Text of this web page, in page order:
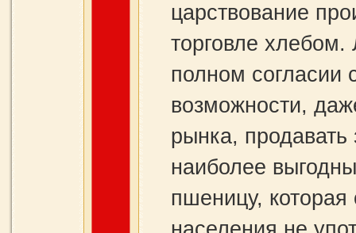
царствование
торговле хлебом.
полном согласии
возможности,
рынка,
наиболее
пшеницу,